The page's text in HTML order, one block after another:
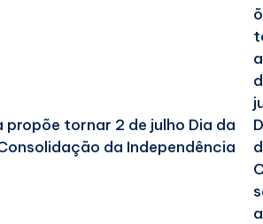
propõe tornar 2 de julho Dia da
da Independência